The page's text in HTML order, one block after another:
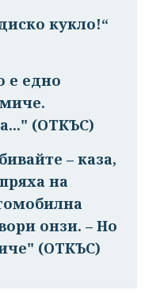
кукло!“
е едно
(ОТКЪС)
– каза,
на
онзи. – Но
(ОТКЪС)